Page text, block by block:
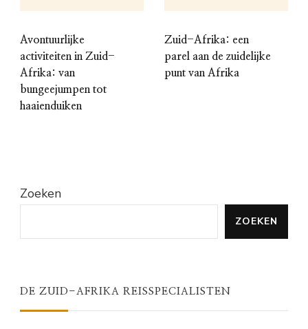
Avontuurlijke
activiteiten in Zuid-
Afrika: van
bungeejumpen tot
haaienduiken
Zuid-Afrika: een
parel aan de zuidelijke
punt van Afrika
Zoeken
ZOEKEN
DE ZUID-AFRIKA REISSPECIALISTEN